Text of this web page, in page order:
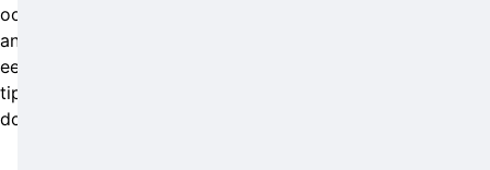
ook
anoniem
een
tip
doorgeven.